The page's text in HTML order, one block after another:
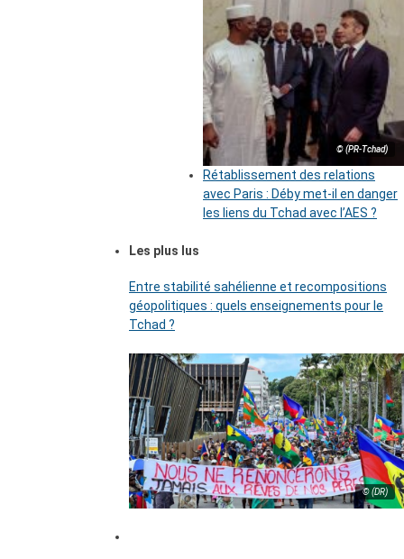
© (PR-Tchad)
Rétablissement des relations
avec Paris : Déby met-il en danger
les liens du Tchad avec l’AES ?
Les plus lus
Entre stabilité sahélienne et recompositions
géopolitiques : quels enseignements pour le
Tchad ?
© (DR)